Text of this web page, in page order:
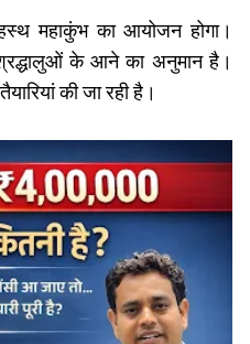
महाकुंभ का आयोजन होगा।
के आने का अनुमान है।
की जा रही है।